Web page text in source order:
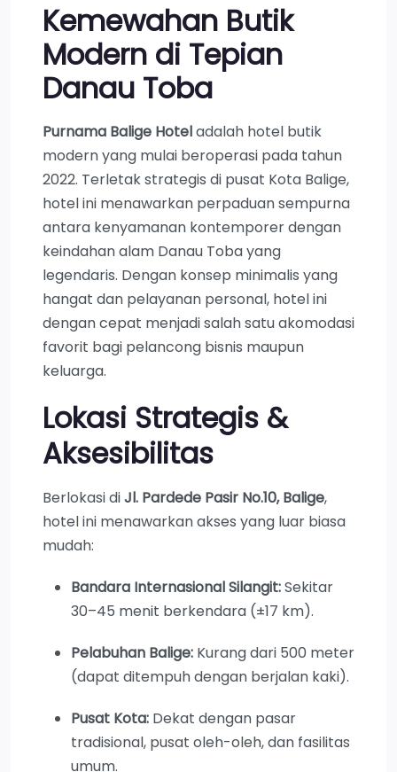
Kemewahan Butik
Modern di Tepian
Danau Toba
Purnama Balige Hoteladalah hotel butik
modern yang mulai beroperasi pada tahun
2022. Terletak strategis di pusat Kota Balige,
hotel ini menawarkan perpaduan sempurna
antara kenyamanan kontemporer dengan
keindahan alam Danau Toba yang
legendaris. Dengan konsep minimalis yang
hangat dan pelayanan personal, hotel ini
dengan cepat menjadi salah satu akomodasi
favorit bagi pelancong bisnis maupun
keluarga.
Lokasi Strategis &
Aksesibilitas
Berlokasi diJl. Pardede Pasir No.10, Balige,
hotel ini menawarkan akses yang luar biasa
mudah:
Bandara Internasional Silangit:Sekitar
30–45 menit berkendara (±17 km).
Pelabuhan Balige: Kurang dari 500 meter
(dapat ditempuh dengan berjalan kaki).
Pusat Kota: Dekat dengan pasar
tradisional, pusat oleh-oleh, dan fasilitas
umum.